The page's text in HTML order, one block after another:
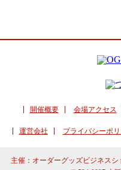
開催概要 会場アクセス
運営会社 プライバシーポ
主催：オーダーグッズビジネスシ